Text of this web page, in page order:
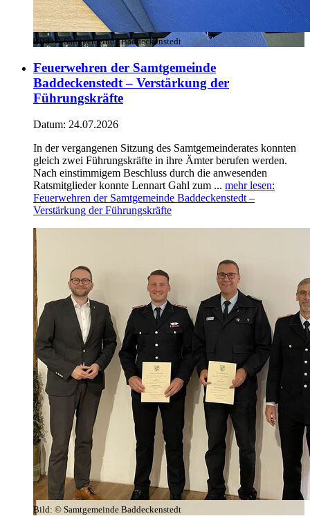
Bild:© Samtgemeinde Baddeckenstedt
Feuerwehren der Samtgemeinde
Baddeckenstedt – Verstärkung der
Führungskräfte
Datum: 24.07.2026
In der vergangenen Sitzung des Samtgemeinderates konnten
gleich zwei Führungskräfte in ihre Ämter berufen werden.
Nach einstimmigem Beschluss durch die anwesenden
Ratsmitglieder konnte Lennart Gahl zum ... mehr lesen:
Feuerwehren der Samtgemeinde Baddeckenstedt –
Verstärkung der Führungskräfte
Bild: © Samtgemeinde Baddeckenstedt